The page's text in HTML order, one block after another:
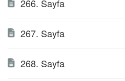
266. Sayfa
267. Sayfa
268. Sayfa